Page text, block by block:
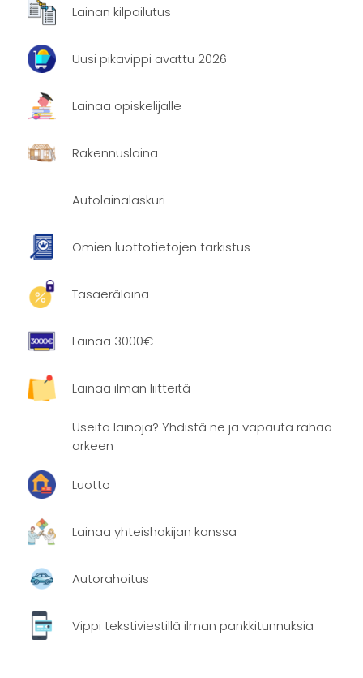
Lainan kilpailutus
Uusi pikavippi avattu 2026
Lainaa opiskelijalle
Rakennuslaina
Autolainalaskuri
Omien luottotietojen tarkistus
Tasaerälaina
Lainaa 3000€
Lainaa ilman liitteitä
Useita lainoja? Yhdistä ne ja vapauta rahaa
arkeen
Luotto
Lainaa yhteishakijan kanssa
Autorahoitus
Vippi tekstiviestillä ilman pankkitunnuksia